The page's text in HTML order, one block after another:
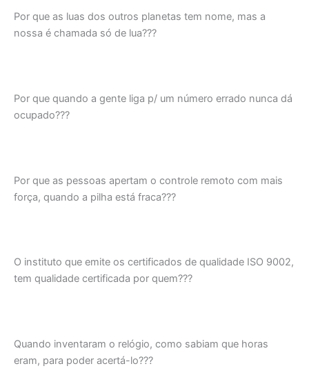
Por que as luas dos outros planetas tem nome, mas a
nossa é chamada só de lua???
Por que quando a gente liga p/ um número errado nunca dá
ocupado???
Por que as pessoas apertam o controle remoto com mais
força, quando a pilha está fraca???
O instituto que emite os certificados de qualidade ISO 9002,
tem qualidade certificada por quem???
Quando inventaram o relógio, como sabiam que horas
eram, para poder acertá-lo???